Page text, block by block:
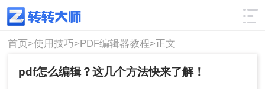
使用技巧 筛选
首页>使用技巧>PDF编辑器教程>正文
pdf怎么编辑？这几个方法快来了解！